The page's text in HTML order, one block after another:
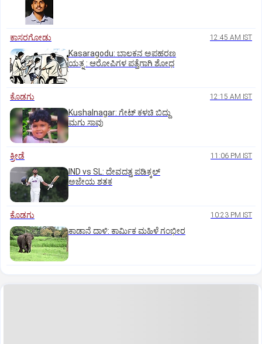
ಕಾಸರಗೋಡು 12:45 AM IST
Kasaragodu: ಬಾಲಕನ ಅಪಹರಣ
ಯತ್ನ : ಆರೋಪಿಗಳ ಪತ್ತೆಗಾಗಿ ಶೋಧ
ಕೊಡಗು 12:15 AM IST
Kushalnagar: ಗೇಟ್ ಕಳಚಿ ಬಿದ್ದು
ಮಗು ಸಾವು
ಕ್ರೀಡೆ 11:06 PM IST
IND vs SL: ದೇವದತ್ತ ಪಡಿಕ್ಕಲ್‌
ಅಜೇಯ ಶತಕ
ಕೊಡಗು 10:23 PM IST
ಕಾಡಾನೆ ದಾಳಿ: ಕಾರ್ಮಿಕ ಮಹಿಳೆ ಗಂಭೀರ